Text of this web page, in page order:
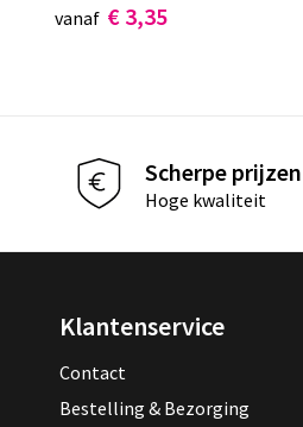
vanaf € 3,35
Scherpe prijzen
Hoge kwaliteit
Klantenservice
Contact
Bestelling & Bezorging